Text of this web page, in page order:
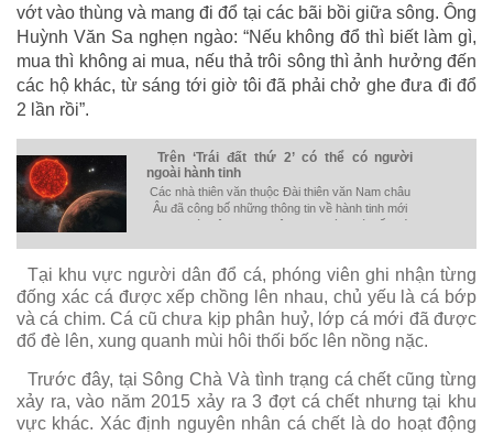
vớt vào thùng và mang đi đổ tại các bãi bồi giữa sông. Ông
Huỳnh Văn Sa nghẹn ngào: “Nếu không đổ thì biết làm gì,
mua thì không ai mua, nếu thả trôi sông thì ảnh hưởng đến
các hộ khác, từ sáng tới giờ tôi đã phải chở ghe đưa đi đổ
2 lần rồi”.
Trên ‘Trái đất thứ 2’ có thể có người
ngoài hành tinh
Các nhà thiên văn thuộc Đài thiên văn Nam châu
Âu đã công bố những thông tin về hành tinh mới
được phát hiện, được mệnh danh là “Trái đất thứ
Tại khu vực người dân đổ cá, phóng viên ghi nhận từng
đống xác cá được xếp chồng lên nhau, chủ yếu là cá bớp
và cá chim. Cá cũ chưa kịp phân huỷ, lớp cá mới đã được
đổ đè lên, xung quanh mùi hôi thối bốc lên nồng nặc.
Trước đây, tại Sông Chà Và tình trạng cá chết cũng từng
xảy ra, vào năm 2015 xảy ra 3 đợt cá chết nhưng tại khu
vực khác. Xác định nguyên nhân cá chết là do hoạt động